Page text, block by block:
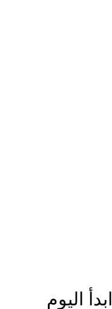
ابدأ اليوم